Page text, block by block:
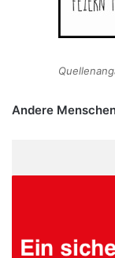
Andere